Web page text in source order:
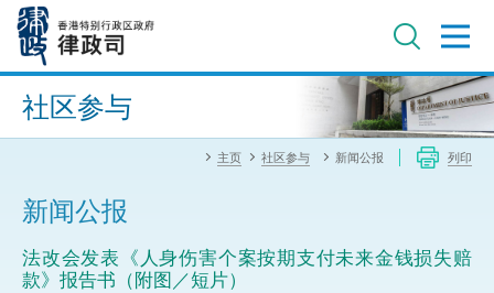
内
进阶搜寻
社区参与
主页 社区参与 新闻公报 列印
新闻公报
法改会发表《人身伤害个案按期支付未来金钱损失赔
款》报告书（附图／短片）